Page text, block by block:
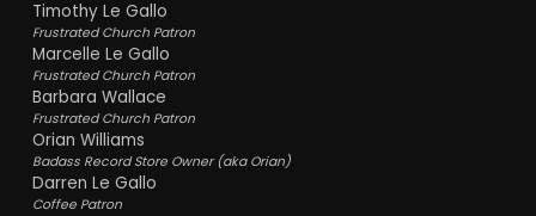
Timothy Le Gallo
Frustrated Church Patron
Marcelle Le Gallo
Frustrated Church Patron
Barbara Wallace
Frustrated Church Patron
Orian Williams
Badass Record Store Owner (aka Orian)
Darren Le Gallo
Coffee Patron